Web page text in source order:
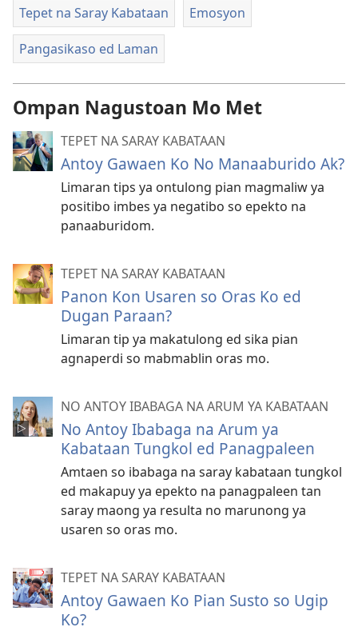
Tepet na Saray Kabataan Emosyon
Pangasikaso ed Laman
Ompan Nagustoan Mo Met
TEPET NA SARAY KABATAAN
Antoy Gawaen Ko No Manaaburido Ak?
Limaran tips ya ontulong pian magmaliw ya
positibo imbes ya negatibo so epekto na
panaaburidom.
TEPET NA SARAY KABATAAN
Panon Kon Usaren so Oras Ko ed
Dugan Paraan?
Limaran tip ya makatulong ed sika pian
agnaperdi so mabmablin oras mo.
NO ANTOY IBABAGA NA ARUM YA KABATAAN
No Antoy Ibabaga na Arum ya
Kabataan Tungkol ed Panagpaleen
Amtaen so ibabaga na saray kabataan tungkol
ed makapuy ya epekto na panagpaleen tan
saray maong ya resulta no marunong ya
usaren so oras mo.
TEPET NA SARAY KABATAAN
Antoy Gawaen Ko Pian Susto so Ugip
Ko?